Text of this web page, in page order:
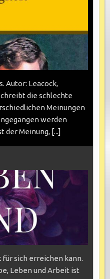
Autor: Leacock,
die schlechte
Meinungen
werden
der Meinung, [...]
für sich erreichen kann.
Leben und Arbeit ist